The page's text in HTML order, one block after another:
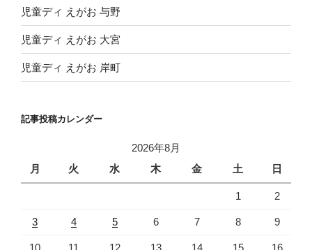
児童ディ えがお 与野
児童ディ えがお 大宮
児童ディ えがお 岸町
記事投稿カレンダー
2026年8月
月
火 水 木 金 土 日
1 2
3 4 5 6 7 8 9
10 11 12 13 14 15 16